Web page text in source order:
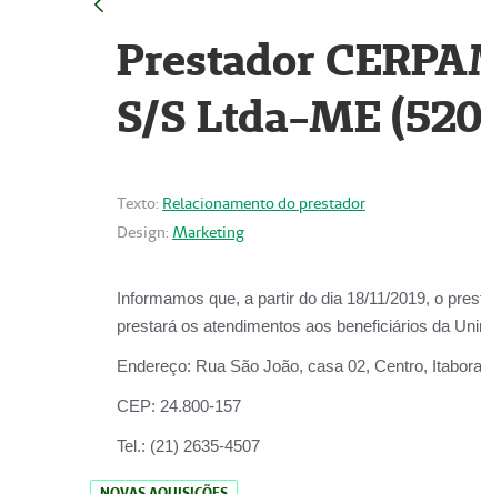
Prestador
S/S Ltda-ME
Texto: Relacionamento do prestador
Design: Marketing
Informamos que, a partir do dia 18/11/2019, o
prestará os atendimentos aos beneficiários da
Endereço: Rua São João, casa 02, Centro,
CEP: 24.800-157
Tel.: (21) 2635-4507